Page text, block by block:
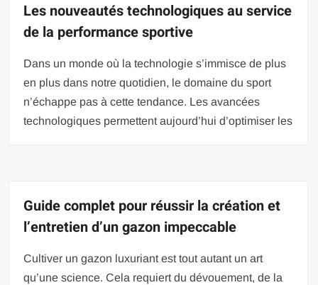
Les nouveautés technologiques au service
de la performance sportive
Dans un monde où la technologie s’immisce de plus
en plus dans notre quotidien, le domaine du sport
n’échappe pas à cette tendance. Les avancées
technologiques permettent aujourd’hui d’optimiser les
Guide complet pour réussir la création et
l’entretien d’un gazon impeccable
Cultiver un gazon luxuriant est tout autant un art
qu’une science. Cela requiert du dévouement, de la